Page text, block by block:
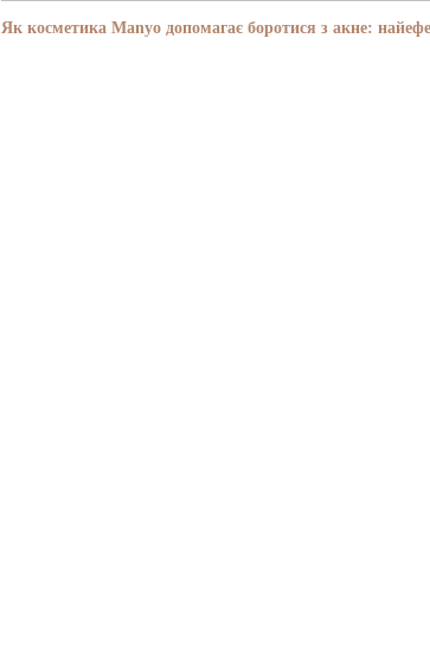
Як косметика Manyo допомагає боротися з акне: